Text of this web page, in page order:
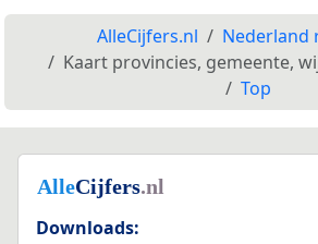
AlleCijfers.nl
Nederland
Kaart provincies, gemeente,
Top
Downloads: